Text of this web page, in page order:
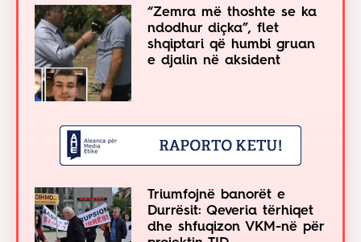
“Zemra më thoshte se ka
ndodhur diçka”, flet
shqiptari që humbi gruan
e djalin në aksident
Triumfojnë banorët e
Durrësit: Qeveria tërhiqet
dhe shfuqizon VKM-në për